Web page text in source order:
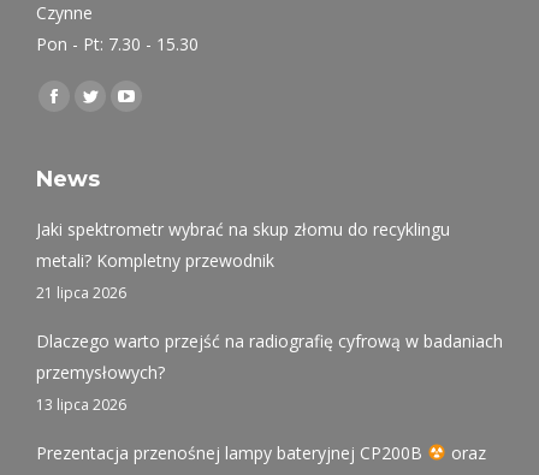
Czynne
Pon - Pt: 7.30 - 15.30
Find us on:
Facebook
opens
new
window
Twitter
opens
new
window
YouTube
new
window
News
Jaki spektrometr wybrać na skup złomu do recyklingu
metali? Kompletny przewodnik
21 lipca 2026
Dlaczego warto przejść na radiografię cyfrową w badaniach
przemysłowych?
13 lipca 2026
Prezentacja przenośnej lampy bateryjnej CP200B
oraz